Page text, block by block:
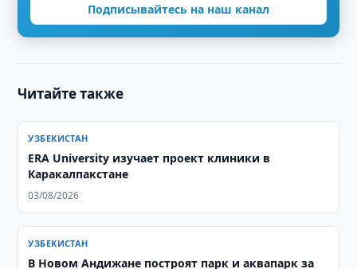
Подписывайтесь на наш канал
Читайте также
УЗБЕКИСТАН
ERA University изучает проект клиники в
Каракалпакстане
03/08/2026
УЗБЕКИСТАН
В Новом Андижане построят парк и аквапарк за